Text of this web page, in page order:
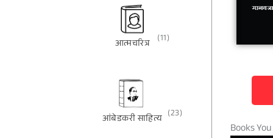
आत्मचरित्र (11)
आंबेडकरी साहित्य (23)
Books